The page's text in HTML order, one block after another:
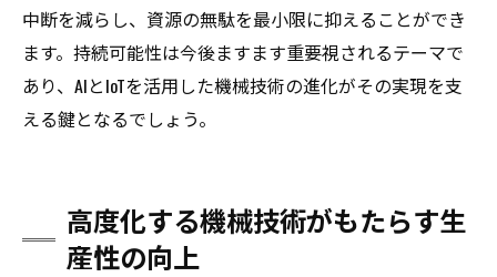
中断を減らし、資源の無駄を最小限に抑えることができ
ます。持続可能性は今後ますます重要視されるテーマで
あり、AIとIoTを活用した機械技術の進化がその実現を支
える鍵となるでしょう。
高度化する機械技術がもたらす生
産性の向上